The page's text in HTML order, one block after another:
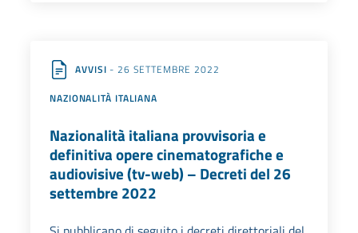
AVVISI - 26 SETTEMBRE 2022
NAZIONALITÀ ITALIANA
Nazionalità italiana provvisoria e
definitiva opere cinematografiche e
audiovisive (tv-web) – Decreti del 26
settembre 2022